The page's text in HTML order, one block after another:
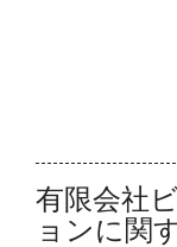
有限会社
ョンに関